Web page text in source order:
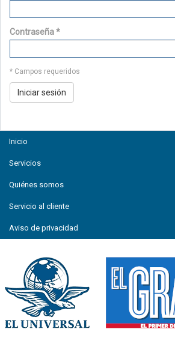
Contraseña*
* Campos requeridos
Inicio
Servicios
Quiénes somos
Servicio al cliente
Aviso de privacidad